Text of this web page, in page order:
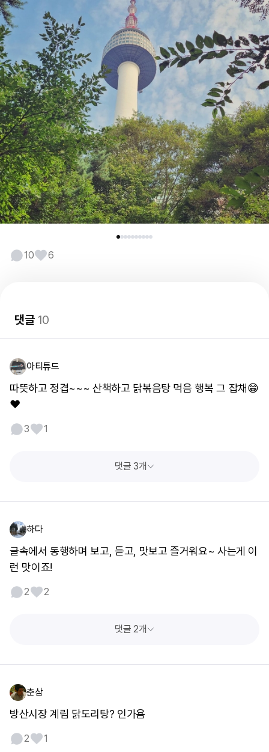
10 6
댓글10
아티튜드
따뜻하고 정겹~~~ 산책하고 닭볶음탕 먹음 행복 그 잡채😁
❤️
3 1
댓글 3개
하다
글속에서 동행하며 보고, 듣고, 맛보고 즐거워요~ 사는게 이
런 맛이죠!
2 2
댓글 2개
춘삼
방산시장 계림 닭도리탕? 인가욤
2 1